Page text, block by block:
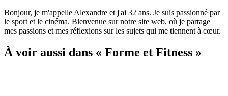
Bonjour, je m'appelle Alexandre et j'ai 32 ans. Je suis passionné par
le sport et le cinéma. Bienvenue sur notre site web, où je partage
mes passions et mes réflexions sur les sujets qui me tiennent à cœur.
À voir aussi dans « Forme et Fitness »